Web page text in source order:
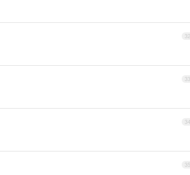
32
33
34
35